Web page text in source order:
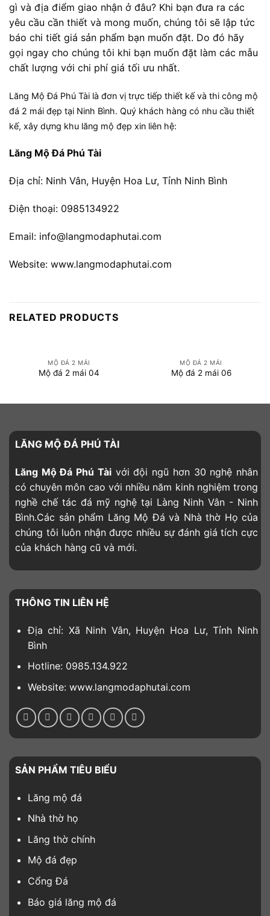
gì và địa điểm giao nhận ở đâu? Khi bạn đưa ra các
yêu cầu cần thiết và mong muốn, chúng tôi sẽ lập tức
báo chi tiết giá sản phẩm bạn muốn đặt. Do đó hãy
gọi ngay cho chúng tôi khi bạn muốn đặt làm các mẫu
chất lượng với chi phí giá tối ưu nhất.
Lăng Mộ Đá Phú Tài là đơn vị trực tiếp thiết kế và thi công mộ
đá 2 mái đẹp tại Ninh Bình. Quý khách hàng có nhu cầu thiết
kế, xây dựng khu lăng mộ đẹp xin liên hệ:
Lăng Mộ Đá Phú Tài
Địa chỉ: Ninh Vân, Huyện Hoa Lư, Tỉnh Ninh Bình
Điện thoại: 0985134922
Email: info@langmodaphutai.com
Website: www.langmodaphutai.com
RELATED PRODUCTS
MỘ ĐÁ 2 MÁI
Mộ đá 2 mái 04
MỘ ĐÁ 2 MÁI
Mộ đá 2 mái 06
LĂNG MỘ ĐÁ PHÚ TÀI
Lăng Mộ Đá Phú Tàivới đội ngũ hơn 30 nghệ nhân
có chuyên môn cao với nhiều năm kinh nghiệm trong
nghề chế tác đá mỹ nghệ tại Làng Ninh Vân - Ninh
Bình.Các sản phẩm Lăng Mộ Đá và Nhà thờ Họ của
chúng tôi luôn nhận được nhiều sự đánh giá tích cực
của khách hàng cũ và mới.
THÔNG TIN LIÊN HỆ
Địa chỉ: Xã Ninh Vân, Huyện Hoa Lư, Tỉnh Ninh
Bình
Hotline: 0985.134.922
Website: www.langmodaphutai.com
SẢN PHẨM TIÊU BIỂU
Lăng mộ đá
Nhà thờ họ
Lăng thờ chính
Mộ đá đẹp
Cổng Đá
Báo giá lăng mộ đá